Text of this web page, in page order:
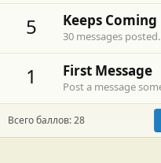
5 Keeps Coming
30 messages
1 First Message
Post a message
Всего баллов: 28